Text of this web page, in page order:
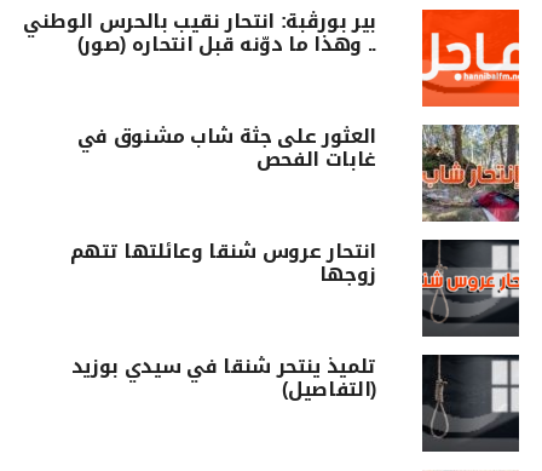
بير بورڨبة: انتحار نقيب بالحرس الوطني
.. وهذا ما دوّنه قبل انتحاره (صور)
العثور على جثة شاب مشنوق في
غابات الفحص
انتحار عروس شنقا وعائلتها تتهم
زوجها
تلميذ ينتحر شنقا في سيدي بوزيد
(التفاصيل)